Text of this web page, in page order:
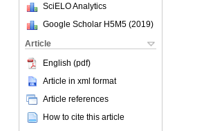
SciELO Analytics
Google Scholar H5M5 (2019)
Article
English (pdf)
Article in xml format
Article references
How to cite this article